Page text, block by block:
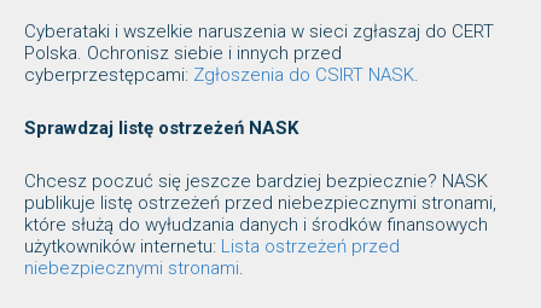
Cyberataki i wszelkie naruszenia w sieci zgłaszaj do CERT
Polska. Ochronisz siebie i innych przed
cyberprzestępcami: Zgłoszenia do CSIRT NASK
Sprawdzaj listę ostrzeżeń NASK
Chcesz poczuć się jeszcze bardziej bezpiecznie? NASK
publikuje listę ostrzeżeń przed niebezpiecznymi stronami,
które służą do wyłudzania danych i środków finansowych
użytkowników internetu: Lista ostrzeżeń przed
niebezpiecznymi stronami